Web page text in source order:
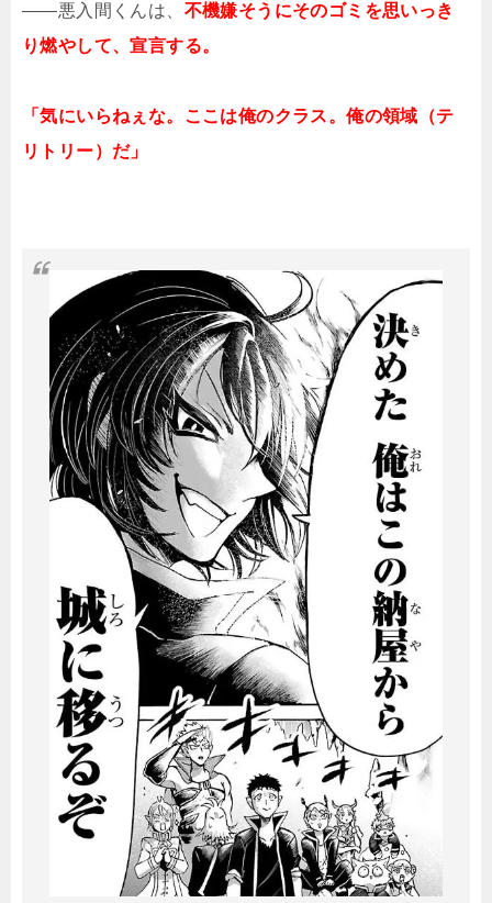
――悪入間くんは、 不機嫌そうにそのゴミを思いっき
り燃やして、宣言する。
「気にいらねぇな。ここは俺のクラス。俺の領域（テ
リトリー）だ」